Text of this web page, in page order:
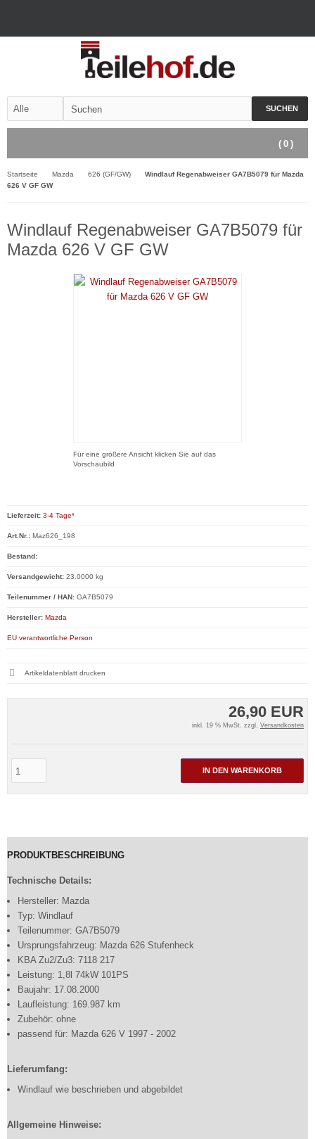
SUCHEN
( 0 )
Startseite Mazda 626 (GF/GW)
Windlauf Regenabweiser GA7B5079 für Mazda
626 V GF GW
Windlauf Regenabweiser GA7B5079 für
Mazda 626 V GF GW
Für eine größere Ansicht klicken Sie auf das
Vorschaubild
26,90 EUR
inkl. 19 % MwSt. zzgl. Versandkosten
IN DEN WARENKORB
Lieferzeit: 3-4 Tage*
Art.Nr.: Maz626_198
Bestand:
Versandgewicht: 23.0000 kg
Teilenummer / HAN: GA7B5079
Hersteller: Mazda
EU verantwortliche Person
Artikeldatenblatt drucken
PRODUKTBESCHREIBUNG
Technische Details:
Hersteller: Mazda
Typ: Windlauf
Teilenummer: GA7B5079
Ursprungsfahrzeug: Mazda 626 Stufenheck
KBA Zu2/Zu3: 7118 217
Leistung: 1,8l 74kW 101PS
Baujahr: 17.08.2000
Laufleistung: 169.987 km
Zubehör: ohne
passend für: Mazda 626 V 1997 - 2002
Lieferumfang:
Windlauf wie beschrieben und abgebildet
Allgemeine Hinweise: